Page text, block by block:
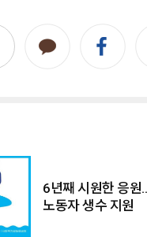
6년째 시원한 응원
노동자 생수 지원